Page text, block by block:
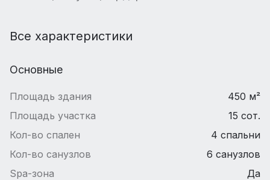
Все характеристики
Основные
Площадь здания
450 м²
Площадь участка
15 сот.
Кол-во спален
4 спальни
Кол-во санузлов
6 санузлов
Spa-зона
Да